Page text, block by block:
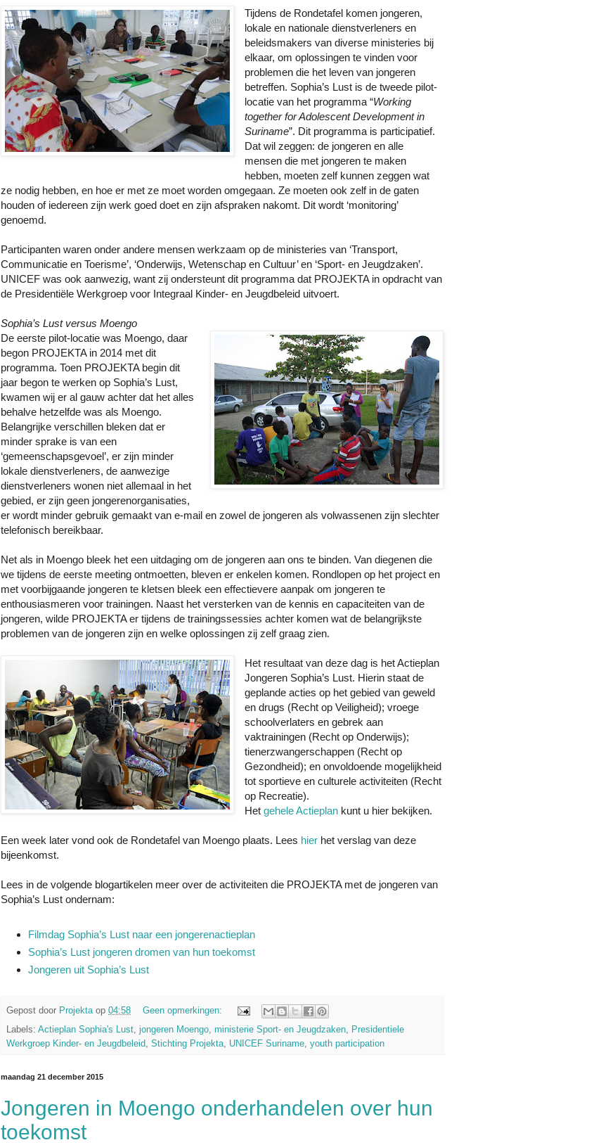
Tijdens de Rondetafel komen jongeren,
lokale en nationale dienstverleners en
beleidsmakers van diverse ministeries bij
elkaar, om oplossingen te vinden voor
problemen die het leven van jongeren
betreffen. Sophia’s Lust is de tweede pilot-
locatie van het programma“Working
together for Adolescent Development in
Suriname”. Dit programma is participatief.
Dat wil zeggen: de jongeren en alle
mensen die met jongeren te maken
hebben, moeten zelf kunnen zeggen wat
ze nodig hebben, en hoe er met ze moet worden omgegaan. Ze moeten ook zelf in de gaten
houden of iedereen zijn werk goed doet en zijn afspraken nakomt. Dit wordt ‘monitoring’
genoemd.
Participanten waren onder andere mensen werkzaam op de ministeries van ‘Transport,
Communicatie en Toerisme’, ‘Onderwijs, Wetenschap en Cultuur’ en ‘Sport- en Jeugdzaken’.
UNICEF was ook aanwezig, want zij ondersteunt dit programma dat PROJEKTA in opdracht van
de Presidentiële Werkgroep voor Integraal Kinder- en Jeugdbeleid uitvoert.
Sophia’s Lust versus Moengo
De eerste pilot-locatie was Moengo, daar
begon PROJEKTA in 2014 met dit
programma. Toen PROJEKTA begin dit
jaar begon te werken op Sophia’s Lust,
kwamen wij er al gauw achter dat het alles
behalve hetzelfde was als Moengo.
Belangrijke verschillen bleken dat er
minder sprake is van een
‘gemeenschapsgevoel’, er zijn minder
lokale dienstverleners, de aanwezige
dienstverleners wonen niet allemaal in het
gebied, er zijn geen jongerenorganisaties,
er wordt minder gebruik gemaakt van e-mail en zowel de jongeren als volwassenen zijn slechter
telefonisch bereikbaar.
Net als in Moengo bleek het een uitdaging om de jongeren aan ons te binden. Van diegenen die
we tijdens de eerste meeting ontmoetten, bleven er enkelen komen. Rondlopen op het project en
met voorbijgaande jongeren te kletsen bleek een effectievere aanpak om jongeren te
enthousiasmeren voor trainingen. Naast het versterken van de kennis en capaciteiten van de
jongeren, wilde PROJEKTA er tijdens de trainingssessies achter komen wat de belangrijkste
problemen van de jongeren zijn en welke oplossingen zij zelf graag zien.
Het resultaat van deze dag is het Actieplan
Jongeren Sophia’s Lust. Hierin staat de
geplande acties op het gebied van geweld
en drugs (Recht op Veiligheid); vroege
schoolverlaters en gebrek aan
vaktrainingen (Recht op Onderwijs);
tienerzwangerschappen (Recht op
Gezondheid); en onvoldoende mogelijkheid
tot sportieve en culturele activiteiten (Recht
op Recreatie).
Hetgehele Actieplan kunt u hier bekijken.
Een week later vond ook de Rondetafel van Moengo plaats. Lees hier het verslag van deze
bijeenkomst.
Lees in de volgende blogartikelen meer over de activiteiten die PROJEKTA met de jongeren van
Sophia’s Lust ondernam:
Filmdag Sophia’s Lust naar een jongerenactieplan
Sophia’s Lust jongeren dromen van hun toekomst
Jongeren uit Sophia’s Lust
Gepost door Projekta op 04:58
Geen opmerkingen:
Labels: Actieplan Sophia's Lust jongeren Moengo ministerie Sport- en Jeugdzaken
Presidentiele
Werkgroep Kinder- en Jeugdbeleid
Stichting Projekta UNICEF Suriname youth participation
maandag 21 december 2015
Jongeren in Moengo onderhandelen over hun
toekomst